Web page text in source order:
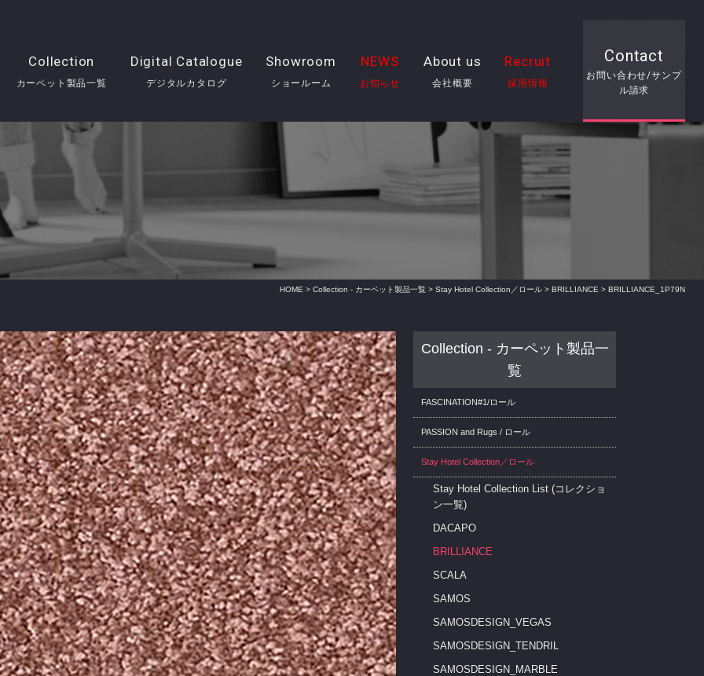
Contact
お問い合わせ/サンプ
ル請求
Collection
カーペット製品一覧
Digital Catalogue
デジタルカタログ
Showroom
ショールーム
NEWS
お知らせ
About us
会社概要
Recruit
採用情報
HOME > Collection - カーペット製品一覧 > Stay Hotel Collection／ロール > BRILLIANCE > BRILLIANCE_1P79N
Collection - カーペット製品一
覧
FASCINATION#1/ロール
PASSION and Rugs / ロール
Stay Hotel Collection／ロール
Stay Hotel Collection List (コレクショ
ン一覧)
DACAPO
BRILLIANCE
SCALA
SAMOS
SAMOSDESIGN_VEGAS
SAMOSDESIGN_TENDRIL
SAMOSDESIGN_MARBLE